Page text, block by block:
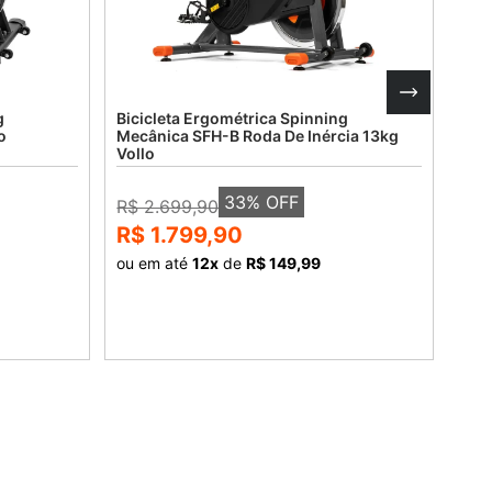
Bicicleta Ergométrica Spinning
Mecânica SFH-B Roda De Inércia 13kg
Vollo
R$ 2.699,90 33% OFF
R$ 1.799,90
ou em até12x deR$ 149,99